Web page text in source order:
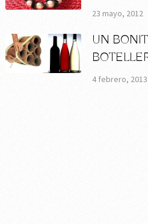
23 mayo, 2012
UN
4 febrero, 2013